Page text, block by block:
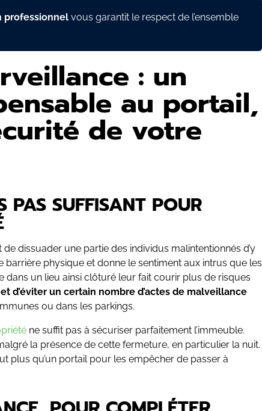
professionnel vous garantit le respect de l’ensemble
: un
au portail,
de votre
PAS SUFFISANT POUR
dissuader une partie des individus malintentionnés d’y
physique et donne le sentiment aux intrus que les
dans un lieu ainsi clôturé leur fait courir plus de risques
d’éviter un certain nombre d’actes de malveillance
ou dans les parkings.
ne suffit pas à sécuriser parfaitement l’immeuble.
la présence de cette fermeture, en particulier la nuit.
plus qu’un portail pour les empêcher de passer à